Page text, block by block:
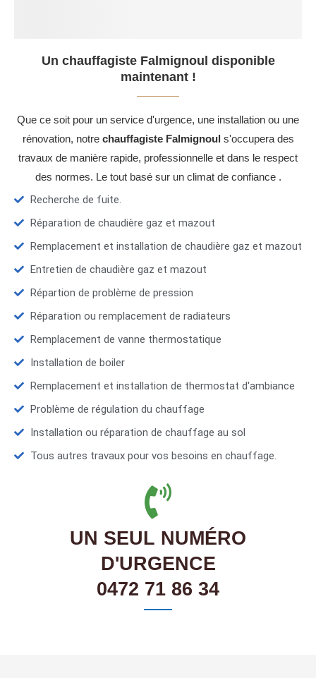
Un chauffagiste Falmignoul disponible
maintenant !
Que ce soit pour un service d'urgence, une installation ou une
rénovation, notre chauffagiste Falmignoul s'occupera des
travaux de manière rapide, professionnelle et dans le respect
des normes. Le tout basé sur un climat de confiance .
Recherche de fuite.
Réparation de chaudière gaz et mazout
Remplacement et installation de chaudière gaz et mazout
Entretien de chaudière gaz et mazout
Répartion de problème de pression
Réparation ou remplacement de radiateurs
Remplacement de vanne thermostatique
Installation de boiler
Remplacement et installation de thermostat d'ambiance
Problème de régulation du chauffage
Installation ou réparation de chauffage au sol
Tous autres travaux pour vos besoins en chauffage.
UN SEUL NUMÉRO
D'URGENCE
0472 71 86 34